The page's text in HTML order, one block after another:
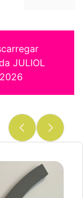
JULIOL
2026